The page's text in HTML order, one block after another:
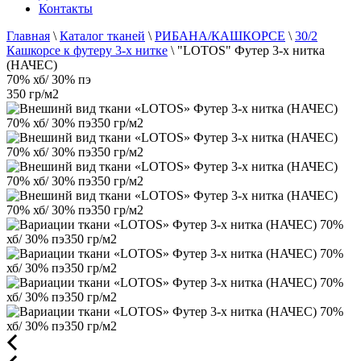
Контакты
Главная \ Каталог тканей \ РИБАНА/КАШКОРСЕ \ 30/2
Кашкорсе к футеру 3-х нитке \ "LOTOS" Футер 3-х нитка
(НАЧЕС)
70% хб/ 30% пэ
350 гр/м2